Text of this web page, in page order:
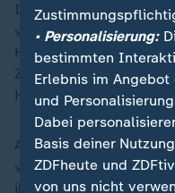
Inzwischen hat sich
verschlechtert. Laut
Hälfte der Bevölkerung
Zucker gehören in
Hauptnahrungsmitteln.
Auch an Wasser
versiegen. Gerade in
ihres Einkommens für
• Personalisierung:
bestimmten
Erlebnis im Angebot
und
Dabei
Basis deiner
ZDFheute und
von uns nicht